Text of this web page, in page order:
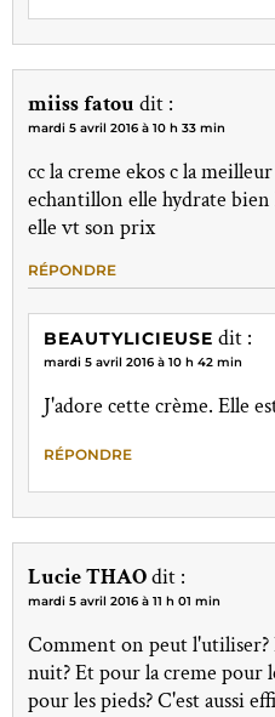
miiss fatou dit :
mardi 5 avril 2016 à 10 h 33 min
cc la creme ekos c la
echantillon elle hydrate
elle vt son prix
RÉPONDRE
BEAUTYLICIEUSE dit :
mardi 5 avril 2016 à 10 h 42 min
J'adore cette crème. Elle
RÉPONDRE
Lucie THAOdit :
mardi 5 avril 2016 à 11 h 01 min
Comment on peut l'utiliser?
nuit? Et pour la creme pour
pour les pieds? C'est aussi